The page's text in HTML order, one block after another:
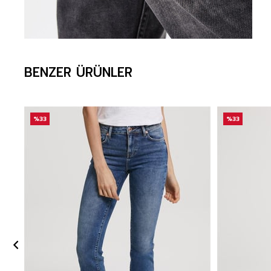
BENZER ÜRÜNLER
%33 %33